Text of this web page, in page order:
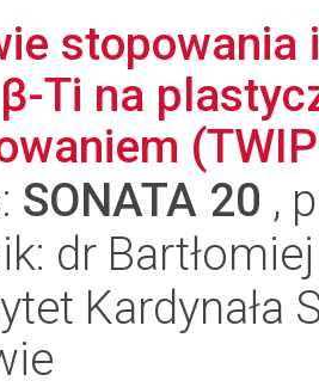
Ti na
SONATA 20 ,
dr
Kardynała